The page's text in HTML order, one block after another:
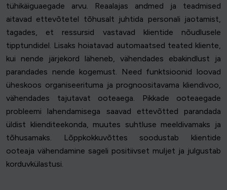
tühikäiguaegade arvu. Reaalajas andmed ja teadmised
aitavad ettevõtetel tõhusalt juhtida personali jaotamist,
tagades, et ressursid vastavad klientide nõudlusele
tipptundidel. Lisaks hoiatavad automaatsed teated kliente,
kui nende järjekord läheneb, vähendades ebakindlust ja
parandades nende kogemust. Need funktsioonid loovad
üheskoos organiseerituma ja prognoositavama kliendivoo,
vähendades tajutavat ooteaega. Pikkade ooteaegade
probleemi lahendamisega saavad ettevõtted parandada
üldist klienditeekonda, muutes suhtluse meeldivamaks ja
tõhusamaks. Lõppkokkuvõttes soodustab klientide
ooteaja vähendamine sageli positiivset muljet ja julgustab
korduvkülastusi.